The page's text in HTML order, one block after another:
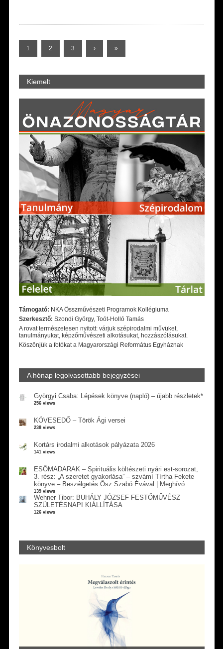
1 2 3 › »
Kiemelt
Támogató: NKA Összművészeti Programok Kollégiuma
Szerkesztő: Szondi György, Toót-Holló Tamás
A rovat természetesen nyitott: várjuk szépirodalmi művüket,
tanulmányukat, képzőművészeti alkotásukat, hozzászólásukat.
Köszönjük a fotókat a Magyarországi Református Egyháznak
A hónap legolvasottabb bejegyzései
Györgyi Csaba: Lépések könyve (napló) – újabb részletek*
256 views
KÖVESEDŐ – Török Ági versei
238 views
Kortárs irodalmi alkotások pályázata 2026
141 views
ESŐMADARAK – Spirituális költészeti nyári est-sorozat,
3. rész: „A szeretet gyakorlása” – szvámí Tírtha Fekete
könyve – Beszélgetés Ősz Szabó Évával | Meghívó
139 views
Wehner Tibor: BUHÁLY JÓZSEF FESTŐMŰVÉSZ
SZÜLETÉSNAPI KIÁLLÍTÁSA
126 views
Könyvesbolt